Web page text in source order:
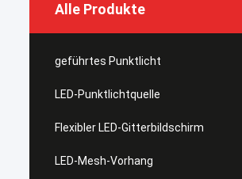
Alle Produkte
geführtes Punktlicht
LED-Punktlichtquelle
Flexibler LED-Gitterbildschirm
LED-Mesh-Vorhang